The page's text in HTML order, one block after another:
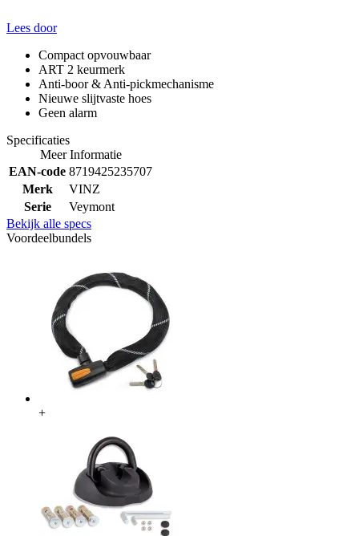
Lees door
Compact opvouwbaar
ART 2 keurmerk
Anti-boor & Anti-pickmechanisme
Nieuwe slijtvaste hoes
Geen alarm
Specificaties
Meer Informatie
EAN-code 8719425235707
Merk
VINZ
Serie
Veymont
Bekijk alle specs
Voordeelbundels
+